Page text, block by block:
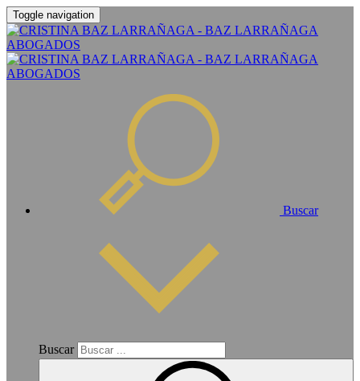
Toggle navigation
Buscar
Buscar